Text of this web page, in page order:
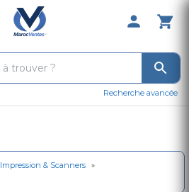
0 Produit
Recherche avancée
Impression & Scanners »